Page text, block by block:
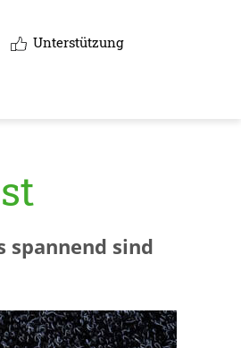
Unterstützung
spannend sind